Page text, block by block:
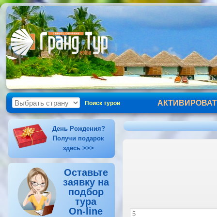
Поиск туров
День Рождения?
Получи подарок
здесь >>>
Оставьте
заявку на
подбор
тура
On-line